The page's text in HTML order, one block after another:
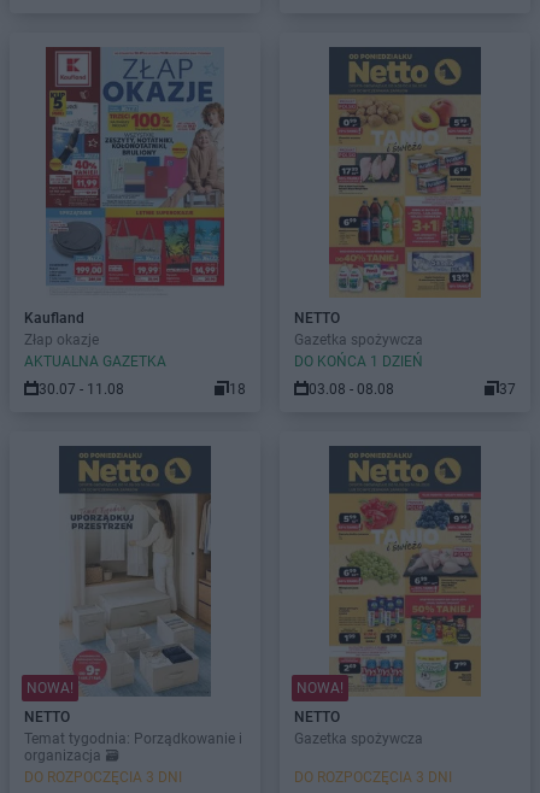
Kaufland
Złap okazje
AKTUALNA GAZETKA
30.07 - 11.08
18
NETTO
Gazetka spożywcza
DO KOŃCA 1 DZIEŃ
03.08 - 08.08
37
NOWA!
NETTO
Temat tygodnia: Porządkowanie i
organizacja 🗃️
DO ROZPOCZĘCIA 3 DNI
NOWA!
NETTO
Gazetka spożywcza
DO ROZPOCZĘCIA 3 DNI